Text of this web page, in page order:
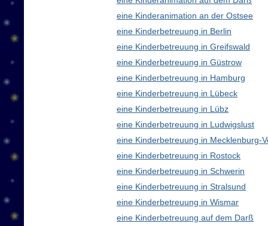
eine Kinderanimation an der Ostsee
eine Kinderbetreuung in Berlin
eine Kinderbetreuung in Greifswald
eine Kinderbetreuung in Güstrow
eine Kinderbetreuung in Hamburg
eine Kinderbetreuung in Lübeck
eine Kinderbetreuung in Lübz
eine Kinderbetreuung in Ludwigslust
eine Kinderbetreuung in Mecklenburg-
eine Kinderbetreuung in Rostock
eine Kinderbetreuung in Schwerin
eine Kinderbetreuung in Stralsund
eine Kinderbetreuung in Wismar
eine Kinderbetreuung auf dem Darß